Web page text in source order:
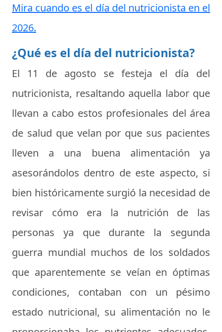
Mira cuando es el día del nutricionista en el
2026.
¿Qué es el día del nutricionista?
El 11 de agosto se festeja el día del
nutricionista, resaltando aquella labor que
llevan a cabo estos profesionales del área
de salud que velan por que sus pacientes
lleven a una buena alimentación ya
asesorándolos dentro de este aspecto, si
bien históricamente surgió la necesidad de
revisar cómo era la nutrición de las
personas ya que durante la segunda
guerra mundial muchos de los soldados
que aparentemente se veían en óptimas
condiciones, contaban con un pésimo
estado nutricional, su alimentación no le